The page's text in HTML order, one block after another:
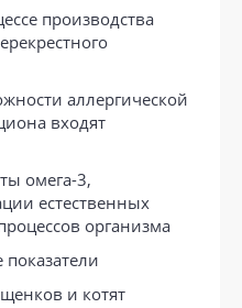
производства
аллергической
входят
омега-3,
естественных
организма
и котят